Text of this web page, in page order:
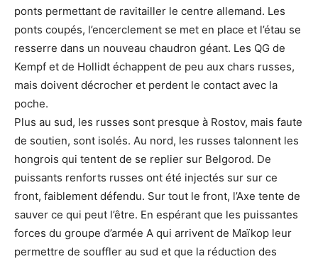
ponts permettant de ravitailler le centre allemand. Les
ponts coupés, l’encerclement se met en place et l’étau se
resserre dans un nouveau chaudron géant. Les QG de
Kempf et de Hollidt échappent de peu aux chars russes,
mais doivent décrocher et perdent le contact avec la
poche.
Plus au sud, les russes sont presque à Rostov, mais faute
de soutien, sont isolés. Au nord, les russes talonnent les
hongrois qui tentent de se replier sur Belgorod. De
puissants renforts russes ont été injectés sur sur ce
front, faiblement défendu. Sur tout le front, l’Axe tente de
sauver ce qui peut l’être. En espérant que les puissantes
forces du groupe d’armée A qui arrivent de Maïkop leur
permettre de souffler au sud et que la réduction des